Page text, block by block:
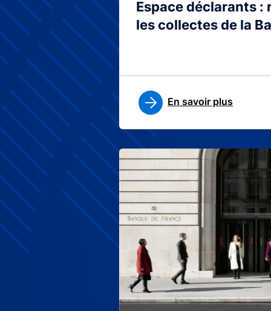
Espace déclarants
les collectes de la
En savoir plus